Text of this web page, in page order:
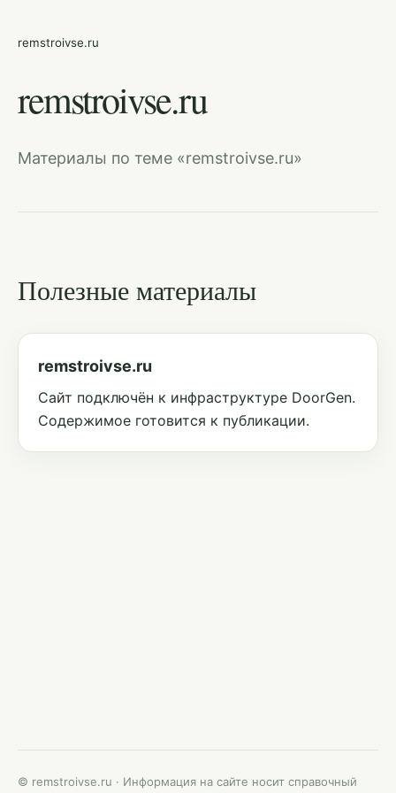
remstroivse.ru
remstroivse.ru
Материалы по теме «remstroivse.ru»
Полезные материалы
remstroivse.ru
Сайт подключён к инфраструктуре DoorGen.
Содержимое готовится к публикации.
© remstroivse.ru · Информация на сайте носит справочный